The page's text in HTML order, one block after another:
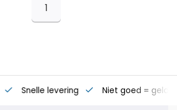
1
Snelle levering Niet goed = geld